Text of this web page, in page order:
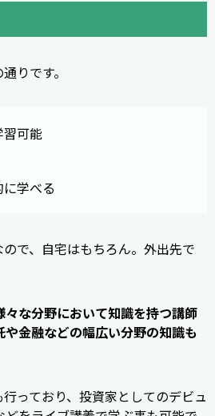
りです。
習可能
学べる
で、自宅はもちろん。外出先で
々な分野において知識を持つ講師
金融などの幅広い分野の知識も
っており、投資家としてのデビュ